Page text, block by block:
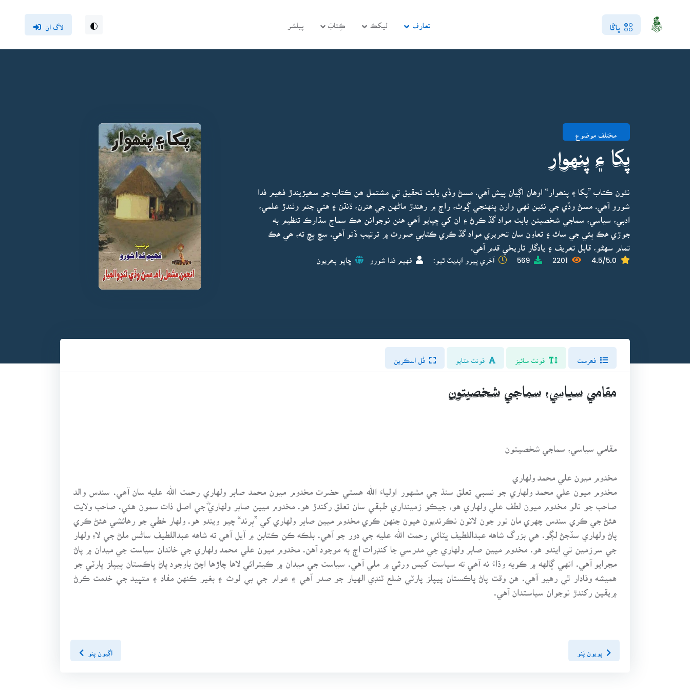
ڀاڱا تعارف ليکڪ ڪِتابَ پبلشر لاگ ان
مختلف موضوع
پکا ۽ پنهوار
نئون ڪتاب ”پکا ۽ پنھوار“ اوهان اڳيان پيش آهي. مسڻ وڏي بابت تحقيق تي مشتمل ھن ڪتاب جو سھيڙيندڙ فھيم فدا
شورو آھي. مسڻ وڏي جي نئين ٽهي وارن پنهنجي ڳوٺ، راڄ ۾ رهندڙ ماڻهن جي هنرن، ڌنڌن ۽ هتي جنم وٺندڙ علمي،
ادبي، سياسي، سماجي شخصيتن بابت مواد گڏ ڪرڻ ۽ ان کي ڇپايو آھي هنن نوجوانن ھڪ سماج سڌارڪ تنظيم به
جوڙي هڪ ٻئي جي ساٿ ۽ تعاون سان تحريري مواد گڏ ڪري ڪتابي صورت ۾ ترتيب ڏنو آهي. سچ پچ ته، ھي هڪ
تمام سهڻو، قابل تعريف ۽ يادگار تاريخي قدم آهي.
4.5/5.0
2201
569 آخري ڀيرو اپڊيٽ ٿيو: فهيم فدا شورو ڇاپو پھريون
فونٽ سائيز فونٽ مٽايو فُل اسڪرين
مقامي سياسي، سماجي شخصيتون
مقامي سياسي، سماجي شخصيتون
مخدوم ميون علي محمد ولهاري
مخدوم ميون علي محمد ولهاري جو نسبي تعلق سنڌ جي مشهور اولياءَ الله هستي حضرت مخدوم ميون محمد صابر ولهاري رحمت الله عليه سان آهي. سندس والد
صاحب جو نالو مخدوم ميون لطف علي ولهاري هو، جيڪو زمينداري طبقي سان تعلق رکندڙ هو. مخدوم ميين صابر ولهاريؓ جي اصل ذات سمون هئي. صاحب ولايت
هئڻ جي ڪري سندس چهري مان نور جون لاٽون نڪرنديون هيون جنهن ڪري مخدوم ميين صابر ولهاري کي ”ٻرند“ چيو ويندو هو. ولهار خطي جو رهائشي هئڻ ڪري
پاڻ ولهاري سڏجڻ لڳو. هي بزرگ شاهه عبداللطيف ڀٽائي رحمت الله عليه جي دور جو آهي. بلڪه ڪن ڪتابن ۾ آيل آهي ته شاهه عبداللطيف ساڻس ملڻ جي لاءِ ولهار
جي سرزمين تي ايندو هو. مخدوم ميين صابر ولهاري جي مدرسي جا کنڊرات اڄ به موجود آهن. مخدوم ميون علي محمد ولهاري جي خاندان سياست جي ميدان ۾ پاڻ
مڃرايو آهي. انهي ڳالهه ۾ ڪوبه وڌاءُ نه آهي ته سياست کيس ورثي ۾ ملي آهي. سياست جي ميدان ۾ ڪيترائي لاها چاڙها اچڻ باوجود پاڻ پاڪستان پيپلز پارٽي جو
هميشه وفادار ٿي رهيو آهي. هن وقت پاڻ پاڪستان پيپلز پارٽي ضلع ٽنڊي الهيار جو صدر آهي ۽ عوام جي بي لوث ۽ بغير ڪنهن مفاد ۽ متڀيد جي خدمت ڪرڻ
۾يقين رکندڙ نوجوان سياستدان آهي.
پويون پَنو اڳيون پنو